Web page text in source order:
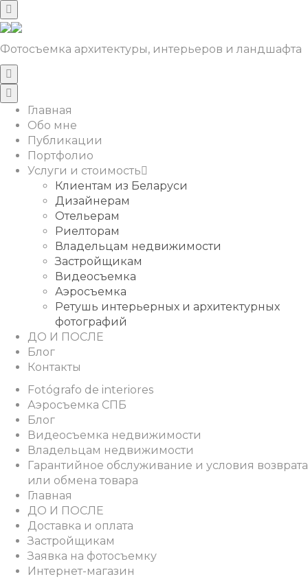
Фотосъемка архитектуры, интерьеров и ландшафта
Главная
Обо мне
Публикации
Портфолио
Услуги и стоимость
Клиентам из Беларуси
Дизайнерам
Отельерам
Риелторам
Владельцам недвижимости
Застройщикам
Видеосъемка
Аэросъемка
Ретушь интерьерных и архитектурных
фотографий
ДО И ПОСЛЕ
Блог
Контакты
Fotógrafo de interiores
Аэросъемка СПБ
Блог
Видеосъемка недвижимости
Владельцам недвижимости
Гарантийное обслуживание и условия возврата
или обмена товара
Главная
ДО И ПОСЛЕ
Доставка и оплата
Застройщикам
Заявка на фотосъемку
Интернет-магазин